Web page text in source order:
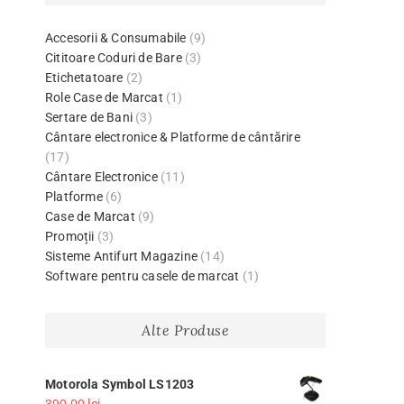
Accesorii & Consumabile (9)
Cititoare Coduri de Bare (3)
Etichetatoare (2)
Role Case de Marcat (1)
Sertare de Bani (3)
Cântare electronice & Platforme de cântărire
(17)
Cântare Electronice (11)
Platforme (6)
Case de Marcat (9)
Promoții (3)
Sisteme Antifurt Magazine (14)
Software pentru casele de marcat (1)
Alte Produse
Motorola Symbol LS1203